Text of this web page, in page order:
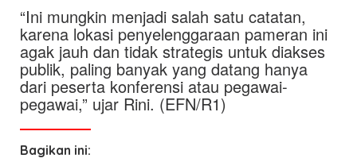
“Ini mungkin menjadi salah satu catatan,
karena lokasi penyelenggaraan pameran ini
agak jauh dan tidak strategis untuk diakses
publik, paling banyak yang datang hanya
dari peserta konferensi atau pegawai-
pegawai,” ujar Rini. (EFN/R1)
Bagikan ini: